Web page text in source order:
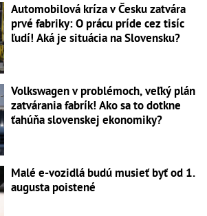
Automobilová kríza v Česku zatvára
prvé fabriky: O prácu príde cez tisíc
ľudí! Aká je situácia na Slovensku?
Volkswagen v problémoch, veľký plán
zatvárania fabrík! Ako sa to dotkne
ťahúňa slovenskej ekonomiky?
Malé e-vozidlá budú musieť byť od 1.
augusta poistené